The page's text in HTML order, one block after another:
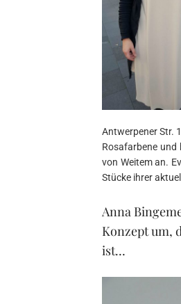
Antwerpener Str.
Rosafarbene
von Weitem an.
Stücke ihrer
Anna
Konzept um,
ist…